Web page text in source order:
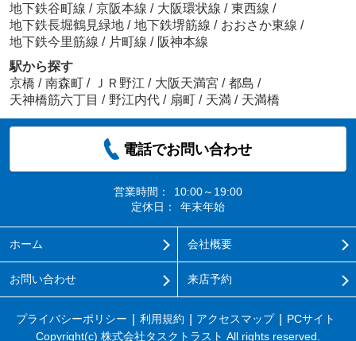
地下鉄谷町線 / 京阪本線 / 大阪環状線 / 東西線 /
地下鉄長堀鶴見緑地 / 地下鉄堺筋線 / おおさか東線 /
地下鉄今里筋線 / 片町線 / 阪神本線
駅から探す
京橋 / 南森町 / ＪＲ野江 / 大阪天満宮 / 都島 /
天神橋筋六丁目 / 野江内代 / 扇町 / 天満 / 天満橋
電話でお問い合わせ
営業時間：
10:00～19:00
定休日：
年末年始
ホーム 会社概要
お問い合わせ 来店予約
プライバシーポリシー 利用規約 アクセスマップ
PCサイト
Copyright(c) 株式会社タスクトラスト All rights reserved.